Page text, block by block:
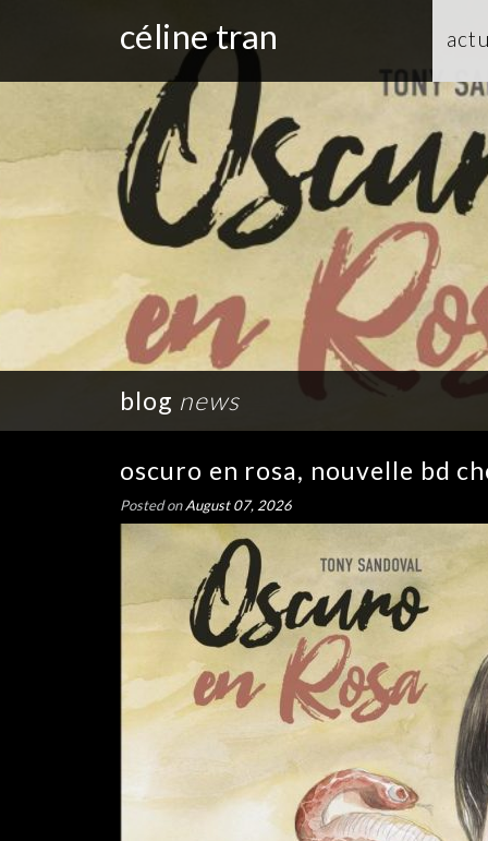
céline tran
blog news
oscuro en rosa, nouvelle bd
Posted onAugust 07, 2026